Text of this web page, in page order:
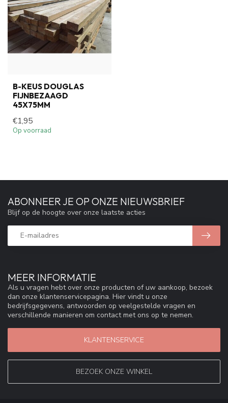
B-KEUS DOUGLAS
FIJNBEZAAGD
45X75MM
€1,95
Op voorraad
MEER INFORMATIE
Als u vragen hebt over onze producten of uw aankoop, bezoek
dan onze klantenservicepagina. Hier vindt u onze
bedrijfsgegevens, antwoorden op veelgestelde vragen en
verschillende manieren om contact met ons op te nemen.
KLANTENSERVICE
BEZOEK ONZE WINKEL
ABONNEER JE OP ONZE NIEUWSBRIEF
Blijf op de hoogte over onze laatste acties